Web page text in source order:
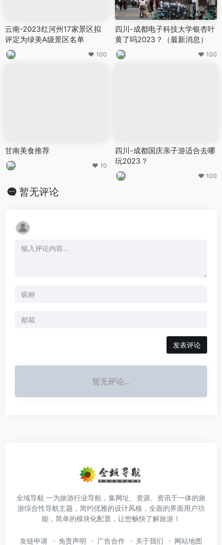
云南-2023红河州17家景区拟
评定为绿美A级景区名单
100
四川-成都电子科技大学银杏叶
黄了吗2023？（最新消息）
100
甘南美食推荐
10
四川-成都国庆亲子游适合去哪
玩2023？
100
暂无评论
发表评论
暂无评论...
全域导航 一为旅游行业导航，集网址、资源、资讯于一体的旅
游综合性导航主题，简约优雅的设计风格，全面的界面用户功
能，简单的模块化配置，让您畅快了解旅游！
友链申请 免责声明 广告合作 关于我们 网站地图